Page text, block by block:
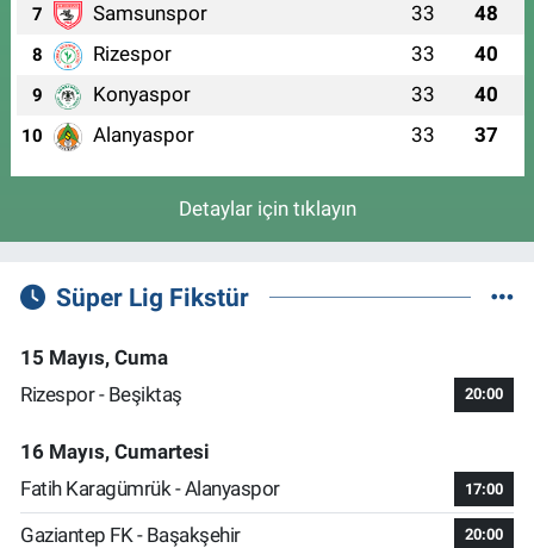
7 Samsunspor 33 48
8 Rizespor 33 40
9 Konyaspor 33 40
10 Alanyaspor 33 37
Detaylar için tıklayın
Süper Lig Fikstür
15 Mayıs, Cuma
Rizespor - Beşiktaş
20:00
16 Mayıs, Cumartesi
Fatih Karagümrük - Alanyaspor
17:00
Gaziantep FK - Başakşehir 20:00